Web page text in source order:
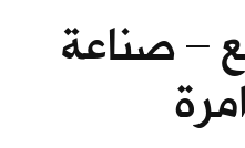
– صناعة